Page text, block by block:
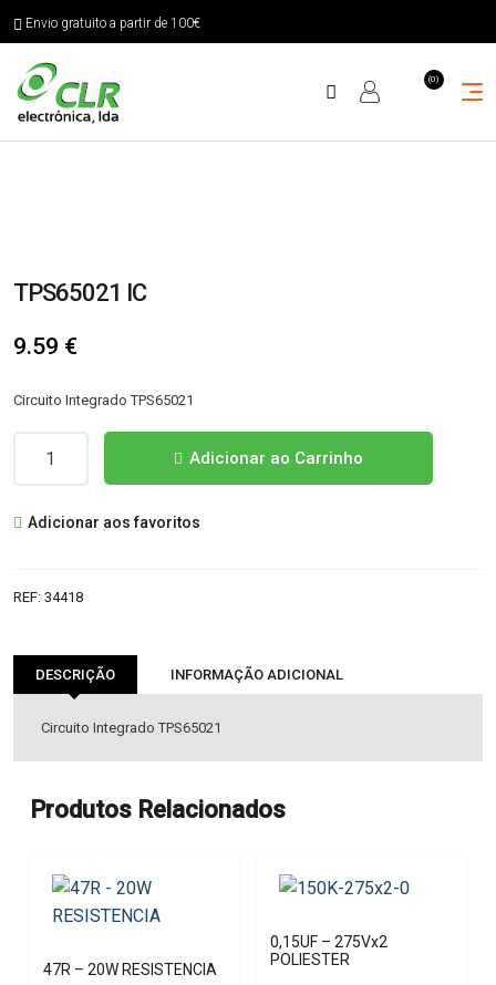
Envio gratuito a partir de 100€
(0)
TPS65021 IC
9.59 €
Circuito Integrado TPS65021
IC
Adicionar ao Carrinho
Adicionar aos favoritos
REF: 34418
DESCRIÇÃO INFORMAÇÃO ADICIONAL
Circuito Integrado TPS65021
Produtos Relacionados
47R – 20W RESISTENCIA
0,15UF – 275Vx2
POLIESTER